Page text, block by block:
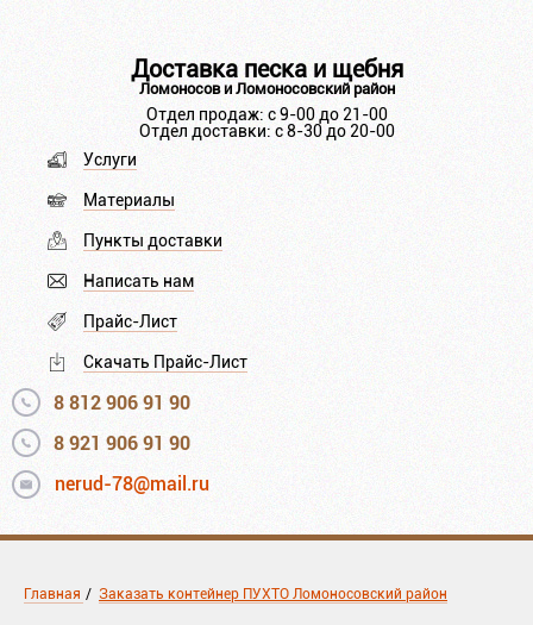
Доставка песка и щебня
Ломоносов и Ломоносовский район
Отдел продаж: с 9-00 до 21-00
Отдел доставки: с 8-30 до 20-00
Услуги
Материалы
Пункты доставки
Написать нам
Прайс-Лист
Скачать Прайс-Лист
8 812 906 91 90
8 921 906 91 90
nerud-78@mail.ru
Главная / Заказать контейнер ПУХТО Ломоносовский район